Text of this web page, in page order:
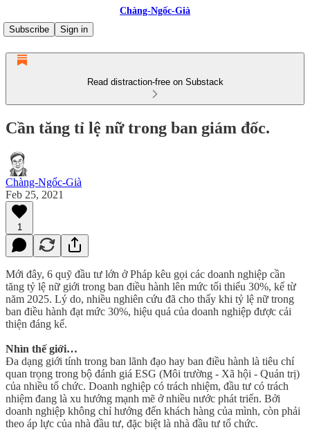
Chàng-Ngốc-Già
Subscribe
Sign in
Read distraction-free on Substack
Cần tăng tỉ lệ nữ trong ban giám đốc.
Chàng-Ngốc-Già
Feb 25, 2021
1
Mới đây, 6 quỹ đầu tư lớn ở Pháp kêu gọi các doanh nghiệp cần
tăng tỷ lệ nữ giới trong ban điều hành lên mức tối thiểu 30%, kể từ
năm 2025. Lý do, nhiều nghiên cứu đã cho thấy khi tỷ lệ nữ trong
ban điều hành đạt mức 30%, hiệu quả của doanh nghiệp được cải
thiện đáng kể.
Nhìn thế giới…
Đa dạng giới tính trong ban lãnh đạo hay ban điều hành là tiêu chí
quan trọng trong bộ đánh giá ESG (Môi trường - Xã hội - Quản trị)
của nhiều tổ chức. Doanh nghiệp có trách nhiệm, đầu tư có trách
nhiệm đang là xu hướng mạnh mẽ ở nhiều nước phát triển. Bởi
doanh nghiệp không chỉ hướng đến khách hàng của mình, còn phải
theo áp lực của nhà đầu tư, đặc biệt là nhà đầu tư tổ chức.